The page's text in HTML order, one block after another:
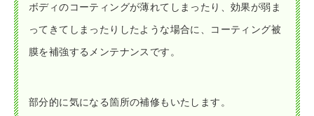
ボディのコーティングが薄れてしまったり、効果が弱ま
ってきてしまったりしたような場合に、コーティング被
膜を補強するメンテナンスです。
部分的に気になる箇所の補修もいたします。